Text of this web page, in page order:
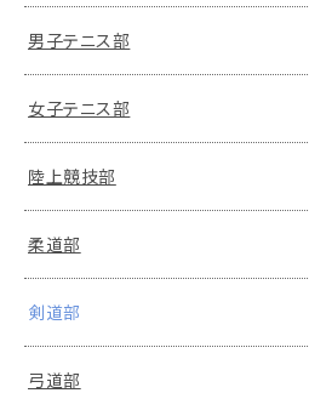
男子テニス部
女子テニス部
陸上競技部
柔道部
剣道部
弓道部